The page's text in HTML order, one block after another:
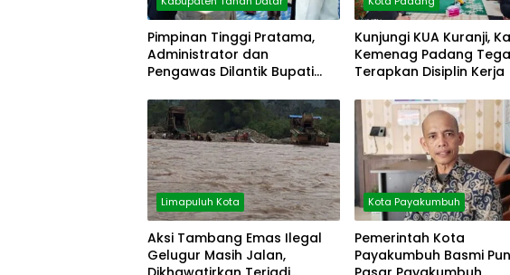
Pimpinan Tinggi Pratama,
Administrator dan
Pengawas Dilantik Bupati
Kunjungi KUA Kuranji,
Kemenag Padang
Terapkan Disiplin Kerja
Limapuluh Kota
Aksi Tambang Emas Ilegal
Gelugur Masih Jalan,
Kota Payakumbuh
Pemerintah Kota
Payakumbuh Basmi